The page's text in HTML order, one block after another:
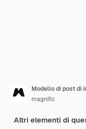
Modello di post di
magnific
Altri elementi di